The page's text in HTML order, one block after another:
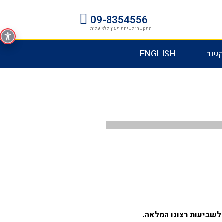
09-8354556
התקשרו לשיחת ייעוץ ללא עלות
ENGLISH
רצונו המלאה.